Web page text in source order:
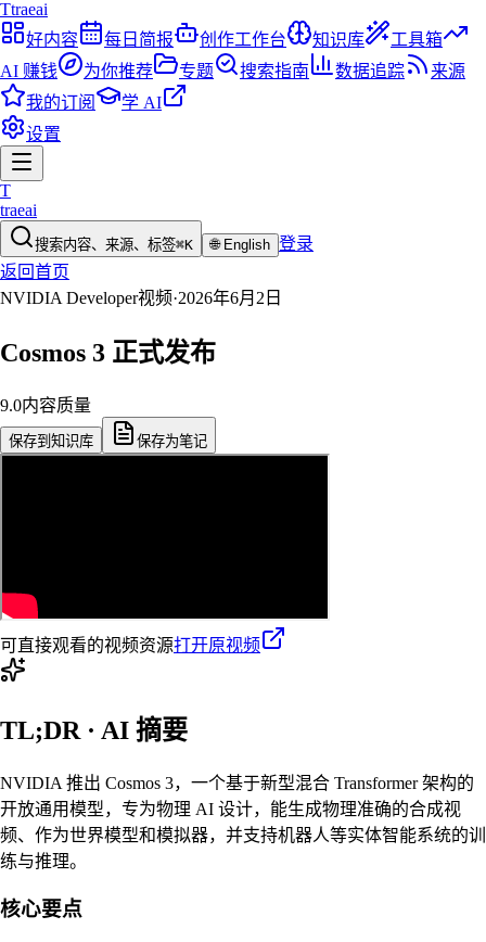
Ttraeai
好内容
每日简报 创作工作台 知识库
工具箱
AI 赚钱
为你推荐 专题 搜索指南 数据追踪
来源
我的订阅
学 AI
设置
T
traeai
搜索内容、来源、标签⌘K 🌐 English 登录
返回首页
NVIDIA Developer视频·2026年6月2日
Cosmos 3 正式发布
9.0内容质量
保存到知识库 保存为笔记
可直接观看的视频资源打开原视频
TL;DR · AI 摘要
NVIDIA 推出 Cosmos 3，一个基于新型混合 Transformer 架构的
开放通用模型，专为物理 AI 设计，能生成物理准确的合成视
频、作为世界模型和模拟器，并支持机器人等实体智能系统的训
练与推理。
核心要点